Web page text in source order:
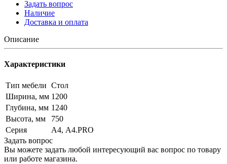
Задать вопрос
Наличие
Доставка и оплата
Описание
Характеристики
Тип мебели Стол
Ширина, мм 1200
Глубина, мм 1240
Высота, мм
750
Серия
А4, А4.PRO
Задать вопрос
Вы можете задать любой интересующий вас вопрос по товару
или работе магазина.